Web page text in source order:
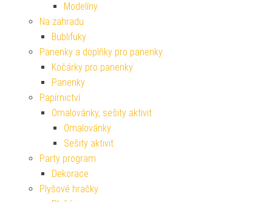
Modelíny
Na zahradu
Bublifuky
Panenky a doplňky pro panenky
Kočárky pro panenky
Panenky
Papírnictví
Omalovánky, sešity aktivit
Omalovánky
Sešity aktivit
Party program
Dekorace
Plyšové hračky